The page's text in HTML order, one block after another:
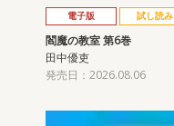
電子版 試し読み
閻魔の教室 第6巻
田中優吏
発売日：2026.08.06